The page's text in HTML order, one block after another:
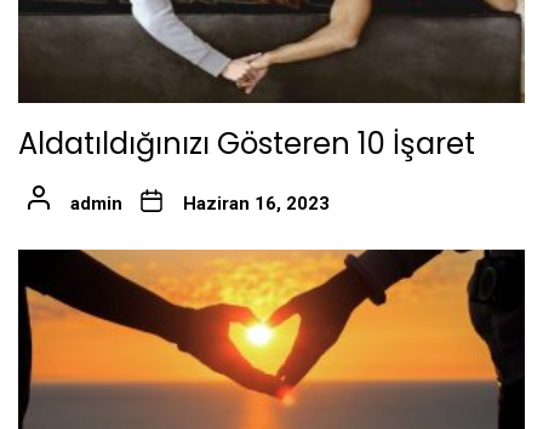
Aldatıldığınızı Gösteren 10 İşaret
admin Haziran 16, 2023